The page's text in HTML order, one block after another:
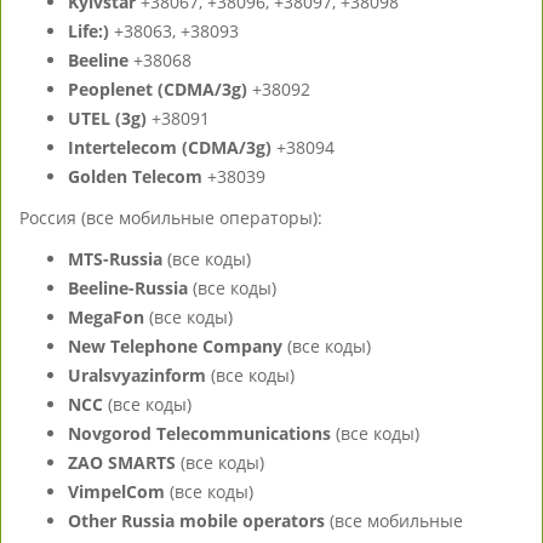
Life:) +38063, +38093
Beeline +38068
Peoplenet (CDMA/3g) +38092
UTEL (3g) +38091
Intertelecom (CDMA/3g) +38094
Golden Telecom +38039
Россия (все мобильные операторы):
MTS-Russia (все коды)
Beeline-Russia (все коды)
MegaFon (все коды)
New Telephone Company (все коды)
Uralsvyazinform (все коды)
NCC (все коды)
Novgorod Telecommunications (все коды)
ZAO SMARTS (все коды)
VimpelCom (все коды)
Other Russia mobile operators (все мобильные